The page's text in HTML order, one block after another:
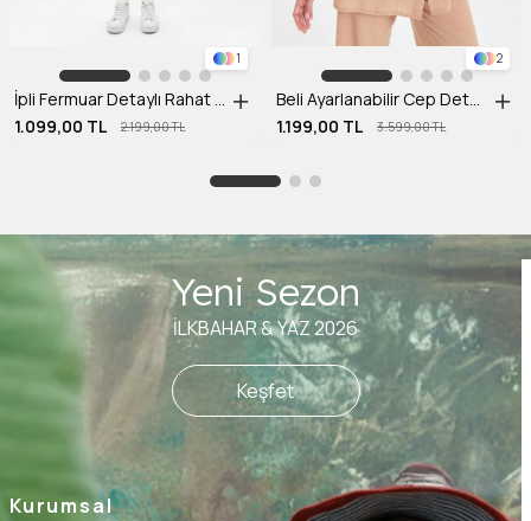
1
İpli Fermuar Detaylı Rahat Kalıp Tunik-SAX
1.099,00 TL
2.199,00 TL
2
Beli Ayarlanabilir Cep Detaylı Keten Tunik-CAMEL
1.199,00 TL
3.599,00 TL
Kurumsal
Yeni Sezon
İLKBAHAR & YAZ 2026
Keşfet